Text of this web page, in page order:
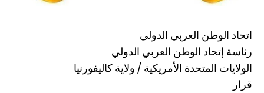
اتحاد الوطن العربي الدولي
رئاسة إتحاد الوطن العربي الدولي
الولايات المتحدة الأمريكية / ولاية كاليفورنيا
قرار